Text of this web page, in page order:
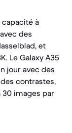
capacité à
des
et
Le Galaxy A35
jour avec des
contrastes,
images par